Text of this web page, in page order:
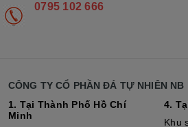
0795 102 666
CÔNG TY CỔ PHẦN ĐÁ TỰ NHIÊN NB
1. Tại Thành Phố Hồ Chí
Minh
4.
Khu